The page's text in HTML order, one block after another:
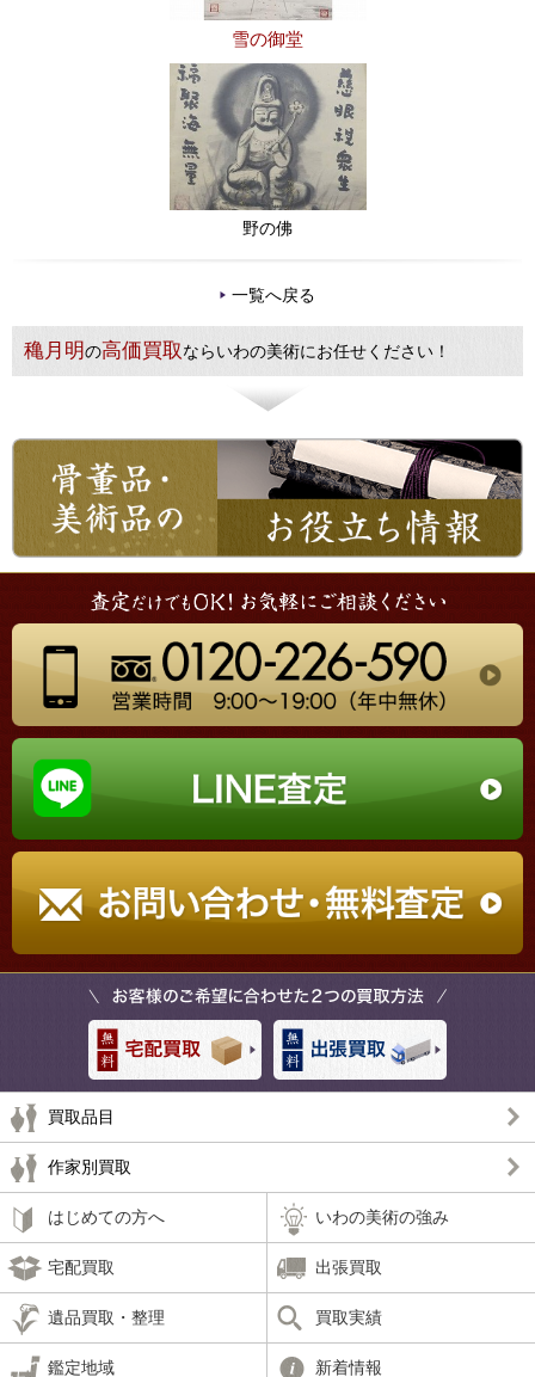
雪の御堂
野の佛
一覧へ戻る
穐月明の高価買取ならいわの美術にお任せください！
買取品目
作家別買取
はじめての方へ いわの美術の強み
宅配買取 出張買取
遺品買取・整理 買取実績
鑑定地域 新着情報